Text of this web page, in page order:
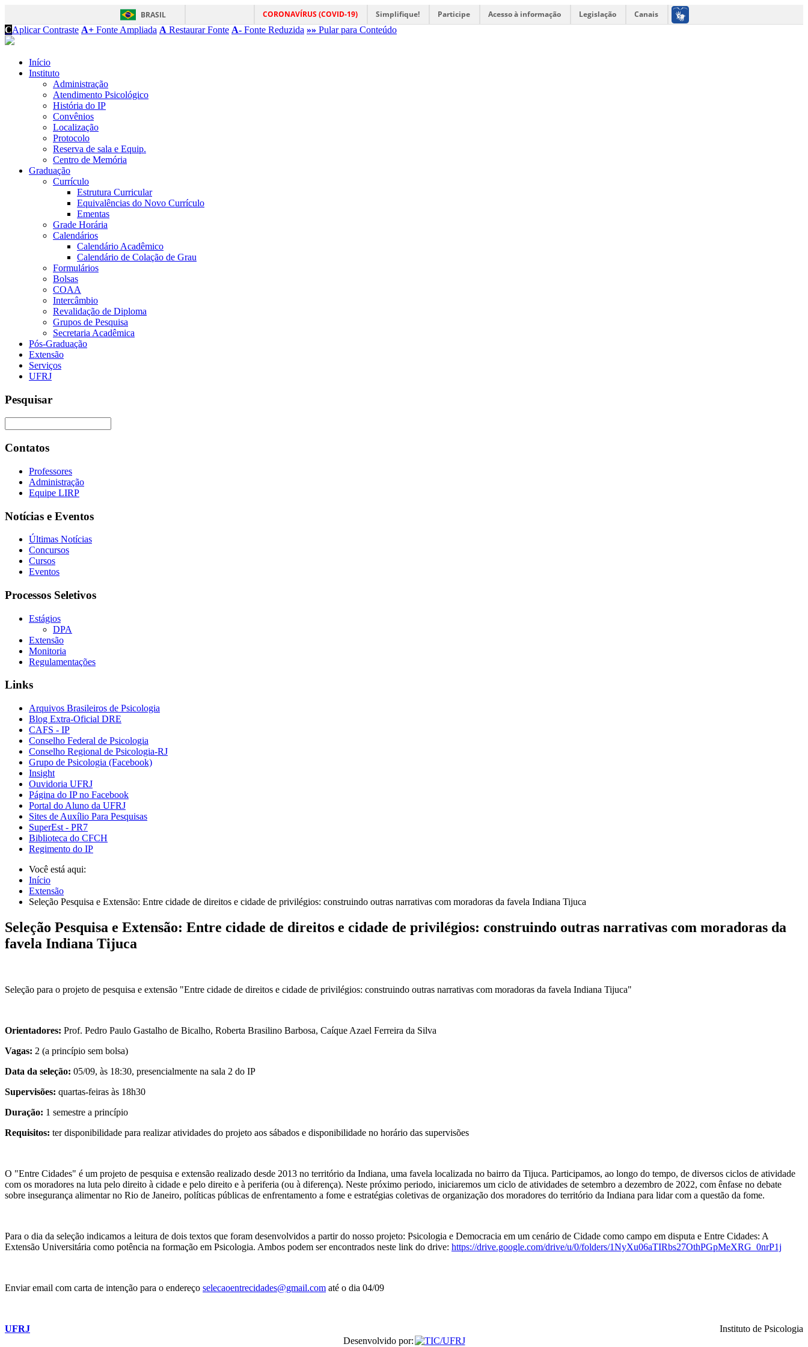
BRASIL CORONAVÍRUS (COVID-19) Simplifique! Participe Acesso à informação Legislação
Canais
CAplicar Contraste A+ Fonte Ampliada A Restaurar Fonte A- Fonte Reduzida »» Pular para Conteúdo
Início
Instituto
Administração
Atendimento Psicológico
História do IP
Convênios
Localização
Protocolo
Reserva de sala e Equip.
Centro de Memória
Graduação
Currículo
Estrutura Curricular
Equivalências do Novo Currículo
Ementas
Grade Horária
Calendários
Calendário Acadêmico
Calendário de Colação de Grau
Formulários
Bolsas
COAA
Intercâmbio
Revalidação de Diploma
Grupos de Pesquisa
Secretaria Acadêmica
Pós-Graduação
Extensão
Serviços
UFRJ
Pesquisar
Contatos
Professores
Administração
Equipe LIRP
Notícias e Eventos
Últimas Notícias
Concursos
Cursos
Eventos
Processos Seletivos
Estágios
DPA
Extensão
Monitoria
Regulamentações
Links
Arquivos Brasileiros de Psicologia
Blog Extra-Oficial DRE
CAFS - IP
Conselho Federal de Psicologia
Conselho Regional de Psicologia-RJ
Grupo de Psicologia (Facebook)
Insight
Ouvidoria UFRJ
Página do IP no Facebook
Portal do Aluno da UFRJ
Sites de Auxílio Para Pesquisas
SuperEst - PR7
Biblioteca do CFCH
Regimento do IP
Você está aqui:
Início
Extensão
Seleção Pesquisa e Extensão: Entre cidade de direitos e cidade de privilégios: construindo outras narrativas com moradoras da favela Indiana Tijuca
Seleção Pesquisa e Extensão: Entre cidade de direitos e cidade de privilégios: construindo outras narrativas com moradoras da
favela Indiana Tijuca
Seleção para o projeto de pesquisa e extensão "Entre cidade de direitos e cidade de privilégios: construindo outras narrativas com moradoras da favela Indiana Tijuca"
Orientadores: Prof. Pedro Paulo Gastalho de Bicalho, Roberta Brasilino Barbosa, Caíque Azael Ferreira da Silva
Vagas: 2 (a princípio sem bolsa)
Data da seleção: 05/09, às 18:30, presencialmente na sala 2 do IP
Supervisões: quartas-feiras às 18h30
Duração: 1 semestre a princípio
Requisitos: ter disponibilidade para realizar atividades do projeto aos sábados e disponibilidade no horário das supervisões
O "Entre Cidades" é um projeto de pesquisa e extensão realizado desde 2013 no território da Indiana, uma favela localizada no bairro da Tijuca. Participamos, ao longo do tempo, de diversos ciclos de atividade
com os moradores na luta pelo direito à cidade e pelo direito e à periferia (ou à diferença). Neste próximo periodo, iniciaremos um ciclo de atividades de setembro a dezembro de 2022, com ênfase no debate
sobre insegurança alimentar no Rio de Janeiro, políticas públicas de enfrentamento a fome e estratégias coletivas de organização dos moradores do território da Indiana para lidar com a questão da fome.
Para o dia da seleção indicamos a leitura de dois textos que foram desenvolvidos a partir do nosso projeto: Psicologia e Democracia em um cenário de Cidade como campo em disputa e Entre Cidades: A
Extensão Universitária como potência na formação em Psicologia. Ambos podem ser encontrados neste link do drive: https://drive.google.com/drive/u/0/folders/1NyXu06aTIRbs27OthPGpMeXRG_0nrP1j
Enviar email com carta de intenção para o endereço selecaoentrecidades@gmail.com até o dia 04/09
UFRJ
Instituto de Psicologia
Desenvolvido por: